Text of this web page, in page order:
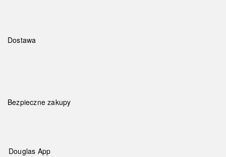
Dostawa
Bezpieczne zakupy
Douglas App